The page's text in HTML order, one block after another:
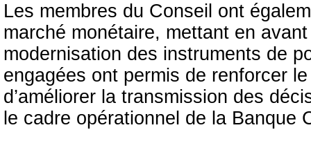
Les membres du Conseil ont
marché monétaire, mettant en
modernisation des instruments de
engagées ont permis de renforcer
d’améliorer la transmission des
le cadre opérationnel de la Banque